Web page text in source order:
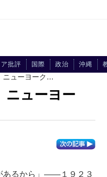
ア批評 国際 政治 沖縄
ニューヨーク…
ニューヨー
るから」――１９２３